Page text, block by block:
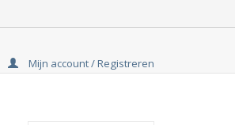
Mijn account / Registreren